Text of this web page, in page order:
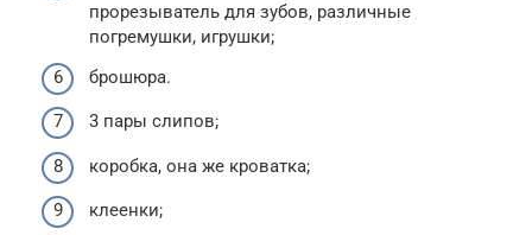
прорезыватель для зубов, различные
погремушки, игрушки;
брошюра.
3 пары слипов;
коробка, она же кроватка;
клеенки;